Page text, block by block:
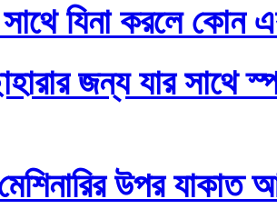
যিনা করলে কোন
জন্য যার সাথে
উপর যাকাত